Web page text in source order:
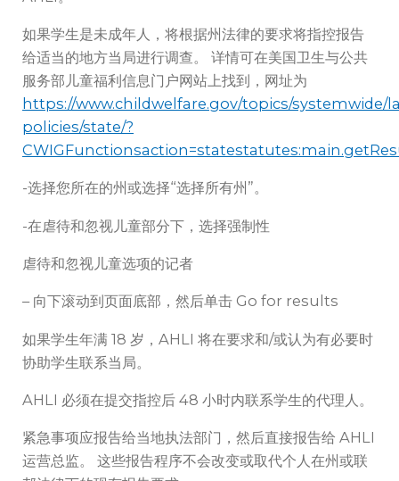
如果学生是未成年人，将根据州法律的要求将指控报告
给适当的地方当局进行调查。 详情可在美国卫生与公共
服务部儿童福利信息门户网站上找到，网址为
https://www.childwelfare.gov/topics/systemwide/
policies/state/?
-选择您所在的州或选择“选择所有州”。
-在虐待和忽视儿童部分下，选择强制性
虐待和忽视儿童选项的记者
– 向下滚动到页面底部，然后单击 Go for results
如果学生年满 18 岁，AHLI 将在要求和/或认为有必要时
协助学生联系当局。
AHLI 必须在提交指控后 48 小时内联系学生的代理人。
紧急事项应报告给当地执法部门，然后直接报告给 AHLI
运营总监。 这些报告程序不会改变或取代个人在州或联